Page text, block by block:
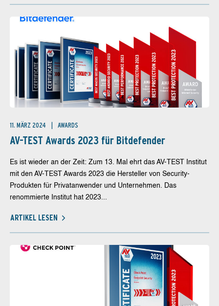
11. MÄRZ 2024 AWARDS
AV-TEST Awards 2023 für Bitdefender
Es ist wieder an der Zeit: Zum 13. Mal ehrt das AV-TEST Institut
mit den AV-TEST Awards 2023 die Hersteller von Security-
Produkten für Privatanwender und Unternehmen. Das
renommierte Institut hat 2023...
ARTIKEL LESEN